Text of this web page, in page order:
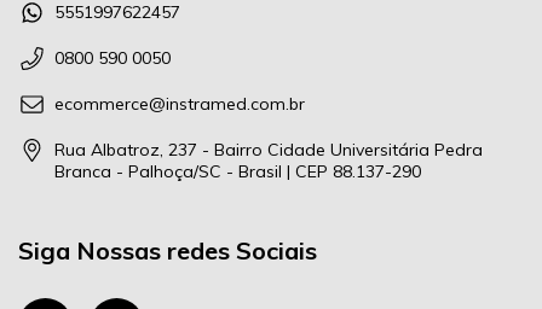
5551997622457
0800 590 0050
ecommerce@instramed.com.br
Rua Albatroz, 237 - Bairro Cidade Universitária Pedra
Branca - Palhoça/SC - Brasil | CEP 88.137-290
Siga Nossas redes Sociais